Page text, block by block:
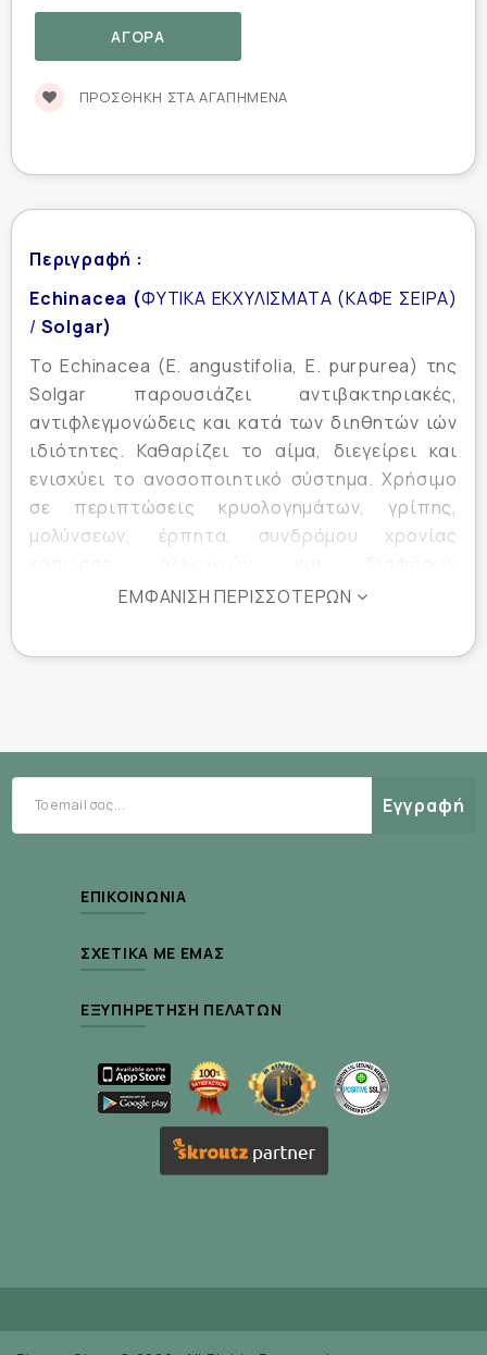
ΠΡΟΣΘΉΚΗ ΣΤΑ ΑΓΑΠΗΜΈΝΑ
Περιγραφή :
Echinacea (ΦΥΤΙΚΑ ΕΚΧΥΛΙΣΜΑΤΑ (ΚΑΦΕ ΣΕΙΡΑ)
/ Solgar)
Το Echinacea (E. angustifolia, E. purpurea) της
Solgar παρουσιάζει αντιβακτηριακές,
αντιφλεγμονώδεις και κατά των διηθητών ιών
ιδιότητες. Καθαρίζει το αίμα, διεγείρει και
ενισχύει το ανοσοποιητικό σύστημα. Χρήσιμο
σε περιπτώσεις κρυολογημάτων, γρίπης,
μολύνσεων, έρπητα, συνδρόμου χρονίας
προβλημάτων του δέρματος.
Echinacea χρησιμοποιείται μακροχρόνια και σε
μικρά διαλείμματα ή εναλλαγή του βοτάνου με
άλλα παρεμφερή βότανα αν η χρήση του είναι
απαραίτητη για μακρό χρονικό διάστημα.
ημερησίως, κατά προτίμηση με τα γεύματα.
ΕΜΦΆΝΙΣΗ ΠΕΡΙΣΣΌΤΕΡΩΝ
Εγγραφή
ΕΠΙΚΟΙΝΩΝΊΑ
ΣΧΕΤΙΚΆ ΜΕ ΕΜΆΣ
ΕΞΥΠΗΡΈΤΗΣΗ ΠΕΛΑΤΏΝ